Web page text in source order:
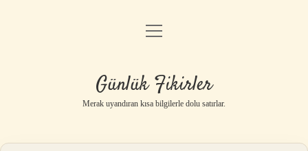
Anasayfa
Yasal Uyarı
menüyü
Günlük Fikirler
Merak uyandıran kısa bilgilerle dolu satırlar.